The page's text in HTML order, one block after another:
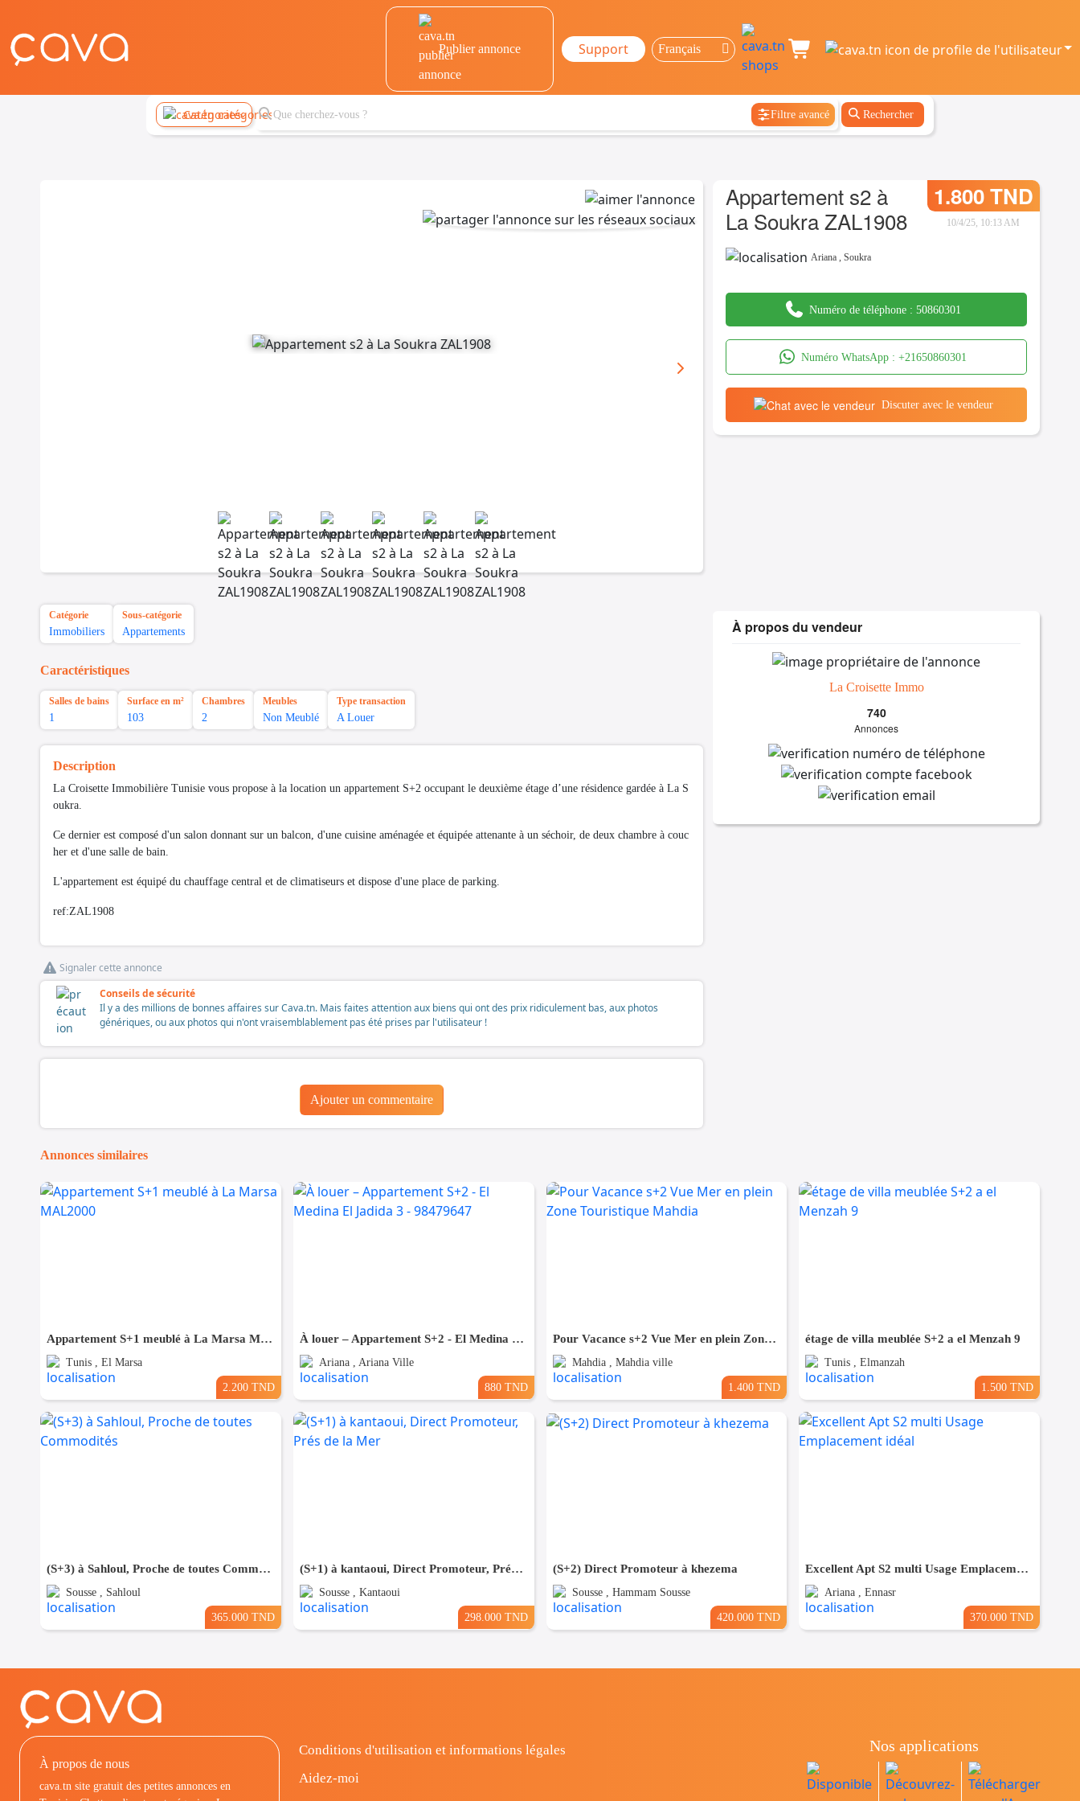
Publier annonce Support
Catégories Filtre avancé Rechercher
Appartement s2 à
La Soukra ZAL1908
1.800 TND
10/4/25, 10:13 AM
Ariana ,Soukra
Numéro de téléphone : 50860301
Numéro WhatsApp : +21650860301
Discuter avec le vendeur
Catégorie
Immobiliers
Sous-catégorie
Appartements
Caractéristiques
Salles de bains
1
Surface en m²
103
Chambres
2
Meubles
Non Meublé
Type transaction
A Louer
Description
La Croisette Immobilière Tunisie vous propose à la location un appartement S+2 occupant le deuxième étage d’une résidence gardée à La S
oukra.
Ce dernier est composé d'un salon donnant sur un balcon, d'une cuisine aménagée et équipée attenante à un séchoir, de deux chambre à couc
her et d'une salle de bain.
L'appartement est équipé du chauffage central et de climatiseurs et dispose d'une place de parking.
ref:ZAL1908
Signaler cette annonce
Conseils de sécurité
Il y a des millions de bonnes affaires sur Cava.tn. Mais faites attention aux biens qui ont des prix ridiculement bas, aux photos
génériques, ou aux photos qui n'ont vraisemblablement pas été prises par l'utilisateur !
Ajouter un commentaire
À propos du vendeur
La Croisette Immo
740
Annonces
Annonces similaires
Appartement S+1 meublé à La Marsa MAL2000
Tunis , El Marsa
2.200 TND
À louer – Appartement S+2 - El Medina El Jadida 3 - 98479647
Ariana , Ariana Ville
880 TND
Pour Vacance s+2 Vue Mer en plein Zone Touristique Mahdia
Mahdia , Mahdia ville
1.400 TND
étage de villa meublée S+2 a el Menzah 9
Tunis , Elmanzah
1.500 TND
(S+3) à Sahloul, Proche de toutes Commodités
Sousse , Sahloul
365.000 TND
(S+1) à kantaoui, Direct Promoteur, Prés de la Mer
Sousse , Kantaoui
298.000 TND
(S+2) Direct Promoteur à khezema
Sousse , Hammam Sousse
420.000 TND
Excellent Apt S2 multi Usage Emplacement idéal
Ariana , Ennasr
370.000 TND
À propos de nous
cava.tn site gratuit des petites annonces en
Conditions d'utilisation et informations légales
Aidez-moi
Nos applications